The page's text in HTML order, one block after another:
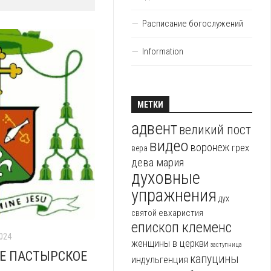
ПАСТЫРСКОЕ
Расписание богослужений
Information
МЕТКИ
адвентвеликий пост
вера видео воронеж грех
дева мария
духовные
упражнения дух
святой евхаристия
епископ клеменс
женщины в церкви заступница
индульгенция капуцины